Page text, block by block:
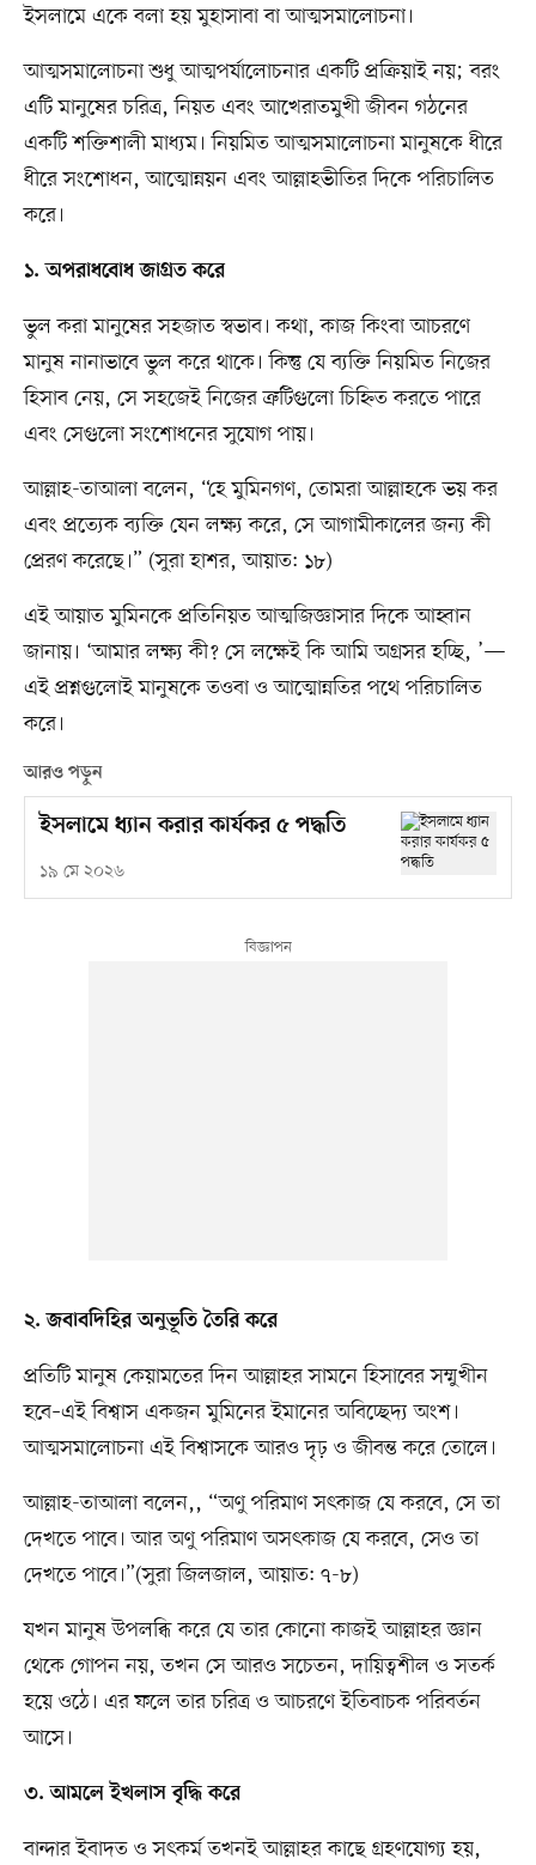
ইসলামে একে বলা হয় মুহাসাবা বা আত্মসমালোচনা।
আত্মসমালোচনা শুধু আত্মপর্যালোচনার একটি প্রক্রিয়াই নয়; বরং
এটি মানুষের চরিত্র, নিয়ত এবং আখেরাতমুখী জীবন গঠনের
একটি শক্তিশালী মাধ্যম। নিয়মিত আত্মসমালোচনা মানুষকে ধীরে
ধীরে সংশোধন, আত্মোন্নয়ন এবং আল্লাহভীতির দিকে পরিচালিত
করে।
১. অপরাধবোধ জাগ্রত করে
ভুল করা মানুষের সহজাত স্বভাব। কথা, কাজ কিংবা আচরণে
মানুষ নানাভাবে ভুল করে থাকে। কিন্তু যে ব্যক্তি নিয়মিত নিজের
হিসাব নেয়, সে সহজেই নিজের ত্রুটিগুলো চিহ্নিত করতে পারে
এবং সেগুলো সংশোধনের সুযোগ পায়।
আল্লাহ-তাআলা বলেন, “হে মুমিনগণ, তোমরা আল্লাহকে ভয় কর
এবং প্রত্যেক ব্যক্তি যেন লক্ষ্য করে, সে আগামীকালের জন্য কী
প্রেরণ করেছে।” (সুরা হাশর, আয়াত: ১৮)
এই আয়াত মুমিনকে প্রতিনিয়ত আত্মজিজ্ঞাসার দিকে আহ্বান
জানায়। ‘আমার লক্ষ্য কী? সে লক্ষেই কি আমি অগ্রসর হচ্ছি, ’—
এই প্রশ্নগুলোই মানুষকে তওবা ও আত্মোন্নতির পথে পরিচালিত
করে।
আরও পড়ুন
ইসলামে ধ্যান করার কার্যকর ৫ পদ্ধতি
১৯ মে ২০২৬
২. জবাবদিহির অনুভূতি তৈরি করে
প্রতিটি মানুষ কেয়ামতের দিন আল্লাহর সামনে হিসাবের সম্মুখীন
হবে–এই বিশ্বাস একজন মুমিনের ইমানের অবিচ্ছেদ্য অংশ।
আত্মসমালোচনা এই বিশ্বাসকে আরও দৃঢ় ও জীবন্ত করে তোলে।
আল্লাহ-তাআলা বলেন,, “অণু পরিমাণ সৎকাজ যে করবে, সে তা
দেখতে পাবে। আর অণু পরিমাণ অসৎকাজ যে করবে, সেও তা
দেখতে পাবে।”(সুরা জিলজাল, আয়াত: ৭-৮)
যখন মানুষ উপলব্ধি করে যে তার কোনো কাজই আল্লাহর জ্ঞান
থেকে গোপন নয়, তখন সে আরও সচেতন, দায়িত্বশীল ও সতর্ক
হয়ে ওঠে। এর ফলে তার চরিত্র ও আচরণে ইতিবাচক পরিবর্তন
আসে।
৩. আমলে ইখলাস বৃদ্ধি করে
বান্দার ইবাদত ও সৎকর্ম তখনই আল্লাহর কাছে গ্রহণযোগ্য হয়,